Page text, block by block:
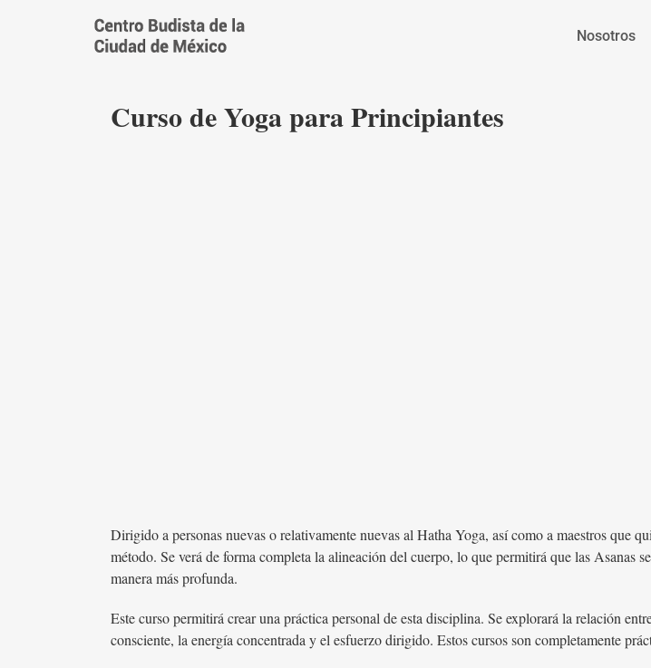
Nosotros
Curso de Yoga para Principiantes
Dirigido a personas nuevas o relativamente nuevas al Hatha Yoga, así como a maestros que
método. Se verá de forma completa la alineación del cuerpo, lo que permitirá que las Asanas
manera más profunda.
Este curso permitirá crear una práctica personal de esta disciplina. Se explorará la relación
consciente, la energía concentrada y el esfuerzo dirigido. Estos cursos son completamente